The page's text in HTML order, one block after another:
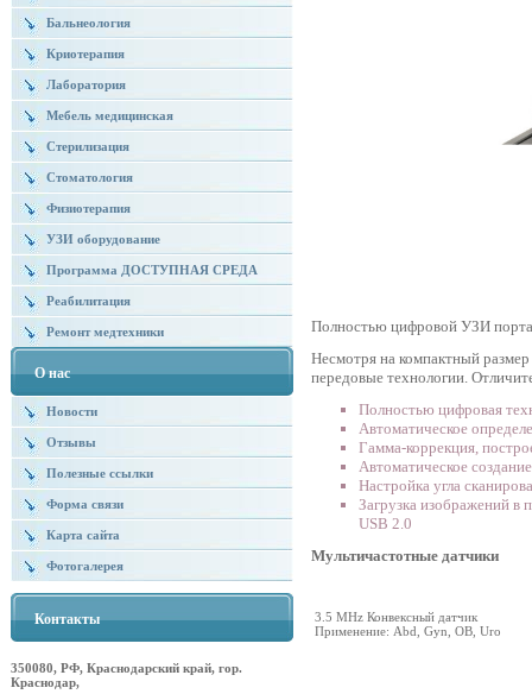
Бальнеология
Криотерапия
Лаборатория
Мебель медицинская
Стерилизация
Стоматология
Физиотерапия
УЗИ оборудование
Программа ДОСТУПНАЯ СРЕДА
Реабилитация
Ремонт медтехники
О нас
Новости
Отзывы
Полезные ссылки
Форма связи
Карта сайта
Фотогалерея
Контакты
350080, РФ, Краснодарский край, гор.
Краснодар,
Полностью цифровой УЗИ
Несмотря на компактный размер
передовые технологии.
Полностью цифровая
Автоматическое
Гамма-коррекция,
Автоматическое
Настройка угла
Загрузка изображений в
USB 2.0
Мультичастотные датчики
3.5 MHz Конвексный датчик
Применение: Abd, Gyn, OB, Uro